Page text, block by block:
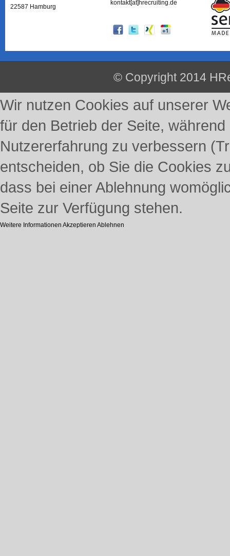
22587 Hamburg
kontakt[at]hrecruiting.de
© Copyright 2014
Wir nutzen Cookies auf unserer
für den Betrieb der Seite,
Nutzererfahrung zu verbessern
entscheiden, ob Sie die Cookies
dass bei einer Ablehnung
Seite zur Verfügung stehen.
Weitere Informationen Akzeptieren Ablehnen